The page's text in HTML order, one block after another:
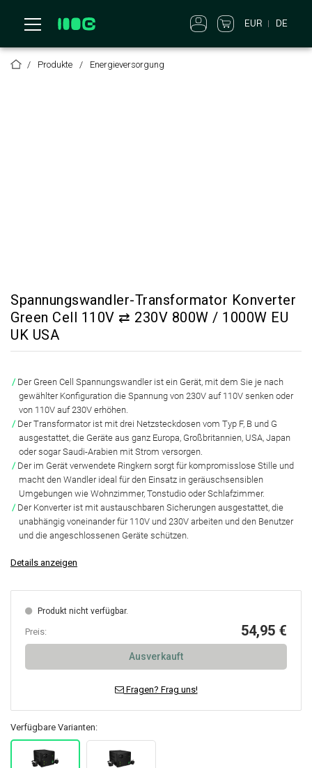
EUR DE
Produkte Energieversorgung
Spannungswandler-Transformator Konverter
Green Cell 110V ⇄ 230V 800W / 1000W EU
UK USA
Der Green Cell Spannungswandlerist ein Gerät, mit dem Sie je nach
gewählter Konfiguration die Spannung von 230V auf 110V senken oder
von 110V auf 230V erhöhen.
Der Transformator ist mit drei Netzsteckdosen vom Typ F, B und G
ausgestattet, die Geräte aus ganz Europa, Großbritannien, USA, Japan
oder sogar Saudi-Arabien mit Strom versorgen.
Der im Gerät verwendete Ringkern sorgt für kompromisslose Stille und
macht den Wandler ideal für den Einsatz in geräuschsensiblen
Umgebungen wie Wohnzimmer, Tonstudio oder Schlafzimmer.
Der Konverter ist mit austauschbaren Sicherungen ausgestattet, die
unabhängig voneinander für 110V und 230V arbeiten und den Benutzer
und die angeschlossenen Geräte schützen.
Details anzeigen
Produkt nicht verfügbar.
Preis: 54,95 €
Ausverkauft
Fragen? Frag uns!
Verfügbare Varianten: